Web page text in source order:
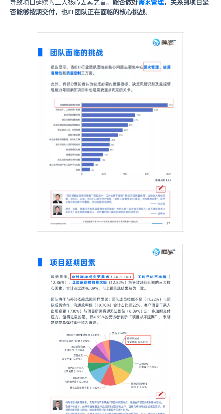
导致项目延续的三大核心因素之首。 能否做好需求管理，关系到项目是
否能够按期交付，也IT团队正在面临的核心挑战。